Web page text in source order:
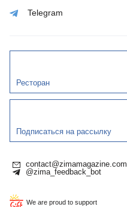
Telegram
Ресторан
Подписаться на рассылку
contact@zimamagazine.com
@zima_feedback_bot
We are proud to support